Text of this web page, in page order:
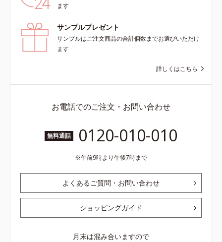
ます
サンプルプレゼント
サンプルはご注文商品の合計個数までお選びいただけ
ます
詳しくはこちら
お電話でのご注文・お問い合わせ
無料通話 0120-010-010
午前9時より午後7時まで
よくあるご質問・お問い合わせ
ショッピングガイド
月末は混み合いますので